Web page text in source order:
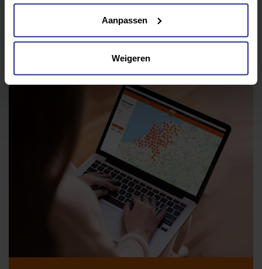
Aanpassen
Weigeren
Deel dit bericht
Deel op Facebook
Deel op LinkedinDeel op Whatsapp
Mail link Kopieer link